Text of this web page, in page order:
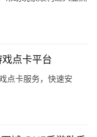
购买攻略
换亚洲服务器详
助玩家顺利进入亚洲